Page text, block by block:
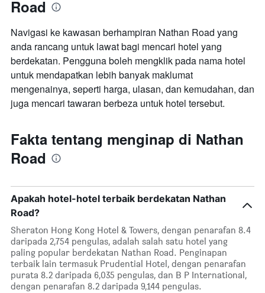
Road
Navigasi ke kawasan berhampiran Nathan Road yang
anda rancang untuk lawat bagi mencari hotel yang
berdekatan. Pengguna boleh mengklik pada nama hotel
untuk mendapatkan lebih banyak maklumat
mengenainya, seperti harga, ulasan, dan kemudahan, dan
juga mencari tawaran berbeza untuk hotel tersebut.
Fakta tentang menginap di Nathan
Road
Apakah hotel-hotel terbaik berdekatan Nathan
Road?
Sheraton Hong Kong Hotel & Towers, dengan penarafan 8.4
daripada 2,754 pengulas, adalah salah satu hotel yang
paling popular berdekatan Nathan Road. Penginapan
terbaik lain termasuk Prudential Hotel, dengan penarafan
purata 8.2 daripada 6,035 pengulas, dan B P International,
dengan penarafan 8.2 daripada 9,144 pengulas.